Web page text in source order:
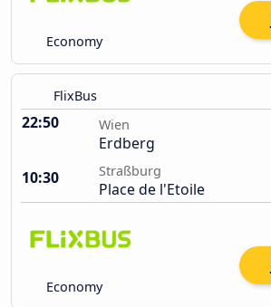
Economy
FlixBus
22:50 Wien
Erdberg
10:30
Straßburg
Place de l'Etoile
Economy